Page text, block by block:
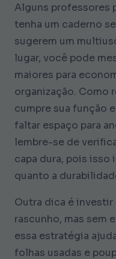
Alguns professores
tenha um caderno
sugerem um
lugar, você pode
maiores para
organização. Como
cumpre sua função
faltar espaço para
lembre-se de
capa dura, pois
quanto a
Outra dica é
rascunho, mas sem
essa estratégia
folhas usadas e